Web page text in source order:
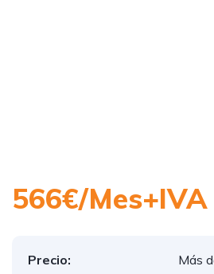
566€/Mes+IVA
Precio:
Más